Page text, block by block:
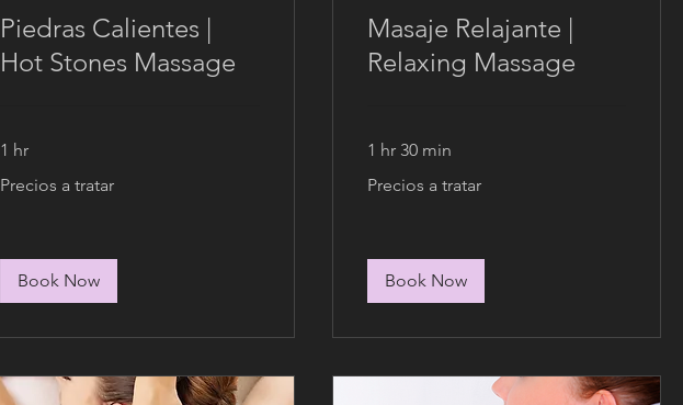
Piedras Calientes |
Hot Stones Massage
1 hr
a
Precios a tratar
Book Now
Masaje Relajante |
Relaxing Massage
1 hr 30 min
a
Precios a tratar
Book Now